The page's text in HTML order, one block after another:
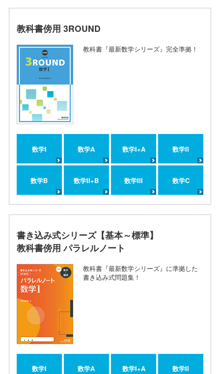
教科書傍用 3ROUND
教科書『最新数学シリーズ』完全準拠！
数学I 数学A 数学I+A 数学II
数学B 数学II+B 数学III 数学C
書き込み式シリーズ【基本～標準】
教科書傍用 パラレルノート
教科書『最新数学シリーズ』に準拠した
書き込み式問題集！
数学I 数学A 数学I+A 数学II